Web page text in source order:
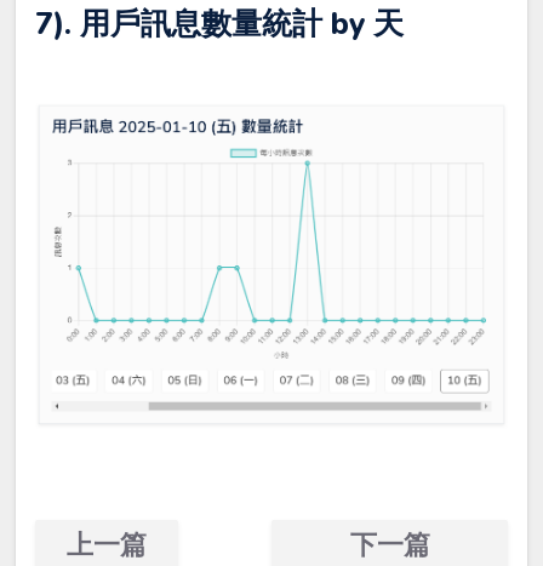
7). 用戶訊息數量統計 by 天
上一篇 下一篇